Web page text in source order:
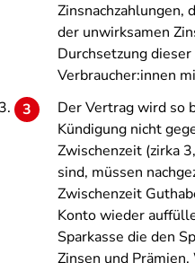
Zinsnachzahlungen,
der unwirksamen
Durchsetzung
Verbraucher:innen
Der Vertrag wird so
Kündigung nicht
Zwischenzeit (zirka
sind, müssen
Zwischenzeit
Konto wieder
Sparkasse die den
Zinsen und